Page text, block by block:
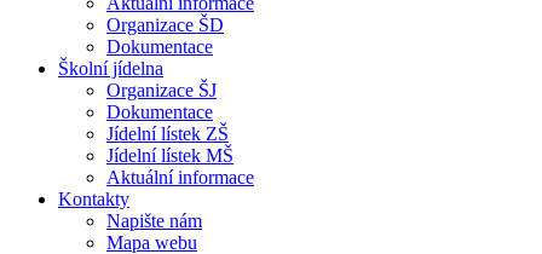
Organizace ŠD
Dokumentace
Školní jídelna
Organizace ŠJ
Dokumentace
Jídelní lístek ZŠ
Jídelní lístek MŠ
Aktuální informace
Kontakty
Napište nám
Mapa webu